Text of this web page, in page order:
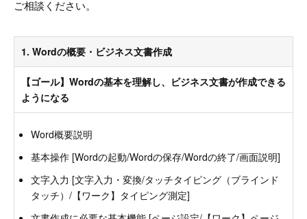
ご相談ください。
1. Wordの概要・ビジネス文書作成
【ゴール】Wordの基本を理解し、ビジネス文書が作成できる
ようになる
Word概要説明
基本操作 [Wordの起動/Wordの保存/Wordの終了/画面説明]
文字入力 [文字入力・変換/タッチタイピング（ブラインド
タッチ）/【ワーク】タイピング測定]